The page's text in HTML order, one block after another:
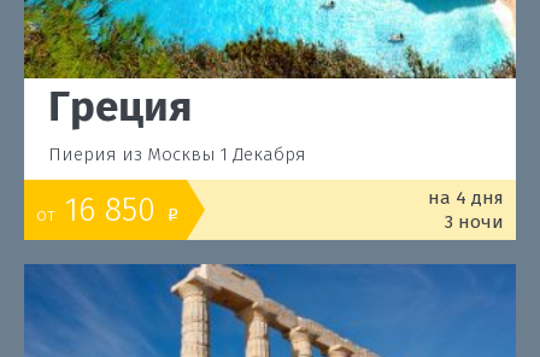
Греция
Пиерия из Москвы 1 Декабря
от 16 850 o
на 4 дня
3 ночи